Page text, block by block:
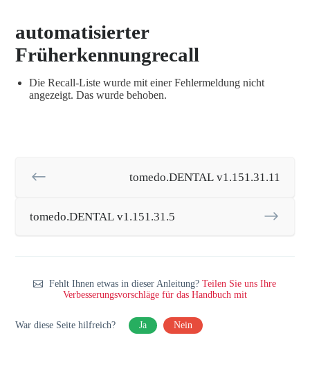
automatisierter
Früherkennungrecall
Die Recall-Liste wurde mit einer Fehlermeldung nicht
angezeigt. Das wurde behoben.
tomedo.DENTAL v1.151.31.11
tomedo.DENTAL v1.151.31.5
Fehlt Ihnen etwas in dieser Anleitung?Teilen Sie uns Ihre
Verbesserungsvorschläge für das Handbuch mit
War diese Seite hilfreich? Ja Nein